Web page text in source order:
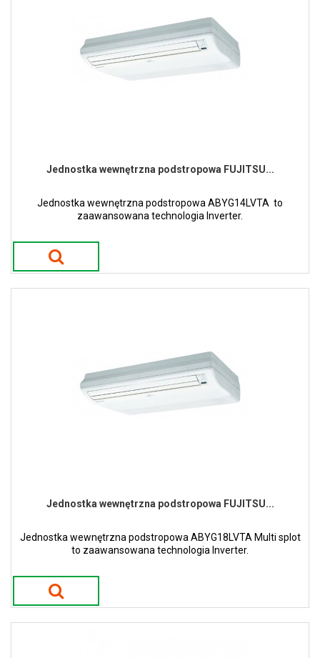
Jednostka wewnętrzna podstropowa FUJITSU...
Jednostka wewnętrzna podstropowa ABYG14LVTA to
zaawansowana technologia Inverter.
Jednostka wewnętrzna podstropowa FUJITSU...
Jednostka wewnętrzna podstropowa ABYG18LVTA Multi splot
to zaawansowana technologia Inverter.